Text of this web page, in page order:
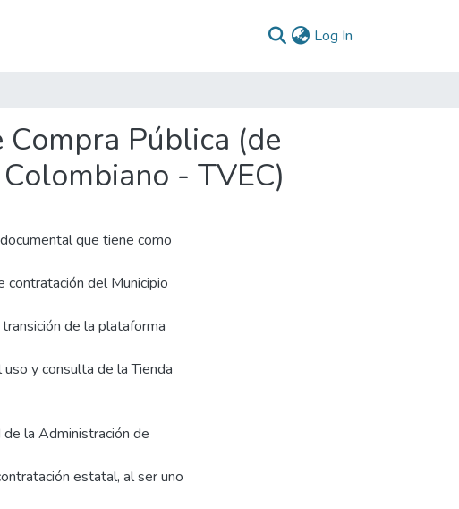
Log In
Pública (de
- TVEC)
que tiene como
del Municipio
de la plataforma
y consulta de la Tienda
la Administración de
estatal, al ser uno